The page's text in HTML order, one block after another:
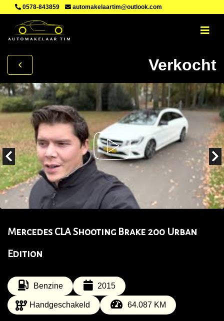
0578-843859 automakelaartim@outlook.com
Verkocht
Mercedes CLA Shooting Brake 200 Urban
Edition
Benzine 2015
Handgeschakeld 64.087 KM